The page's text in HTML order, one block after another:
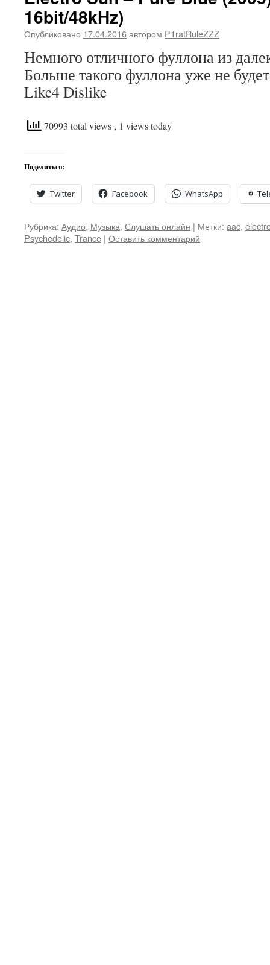
16bit/48kHz)
Опубликовано 17.04.2016автором P1ratRuleZZZ
Немного отличного фуллона из
Больше такого фуллона уже не
Like4 Dislike
70993 total views , 1 views today
Поделиться:
Twitter Facebook WhatsApp
Рубрика: Аудио, Музыка, Слушать онлайн | Метки: aac,
Psychedelic, Trance | Оставить комментарий